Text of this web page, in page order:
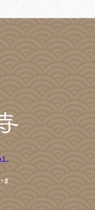
ま